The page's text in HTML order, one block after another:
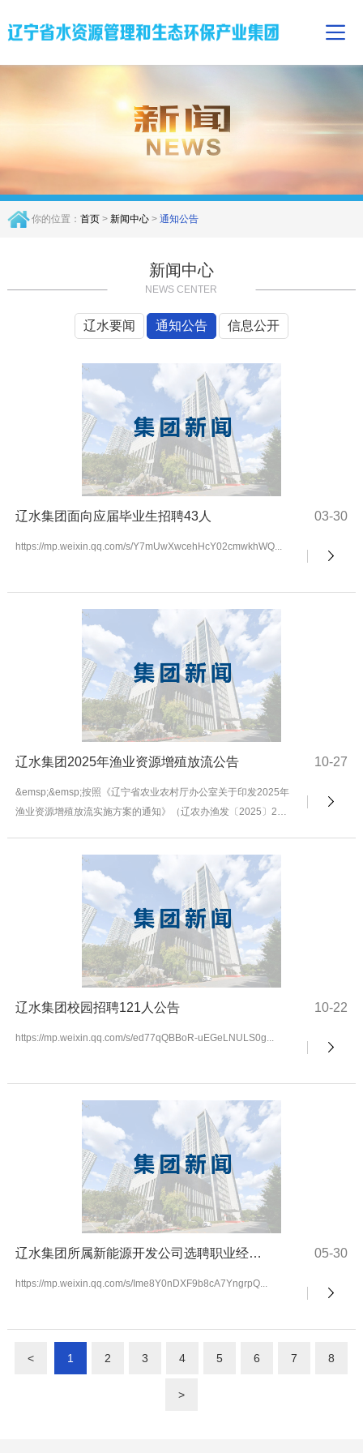
你的位置： 首页> 新闻中心> 通知公告
新闻中心
NEWS CENTER
辽水要闻 通知公告 信息公开
辽水集团面向应届毕业生招聘43人 03-30
https://mp.weixin.qq.com/s/Y7mUwXwcehHcY02cmwkhWQ...
辽水集团2025年渔业资源增殖放流公告 10-27
&emsp;&emsp;按照《辽宁省农业农村厅办公室关于印发2025年
渔业资源增殖放流实施方案的通知》（辽农办渔发〔2025〕27
辽水集团校园招聘121人公告 10-22
https://mp.weixin.qq.com/s/ed77qQBBoR-uEGeLNULS0g...
辽水集团所属新能源开发公司选聘职业经理人 05-30
https://mp.weixin.qq.com/s/Ime8Y0nDXF9b8cA7YngrpQ...
< 1 2 3 4 5 6 7 8
>